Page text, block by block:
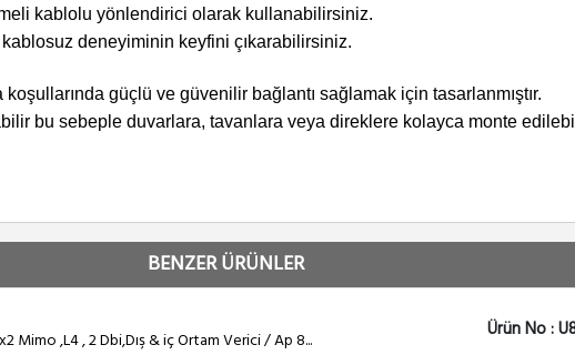
kablolu yönlendirici olarak kullanabilirsiniz.
deneyiminin keyfini çıkarabilirsiniz.
güçlü ve güvenilir bağlantı sağlamak için tasarlanmıştır.
bu sebeple duvarlara, tavanlara veya direklere kolayca monte
BENZER ÜRÜNLER
Mimo ,L4 , 2 Dbi,Dış & iç Ortam Verici / Ap 8...
Ürün No :